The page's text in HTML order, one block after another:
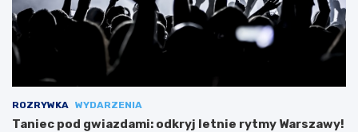
ROZRYWKA WYDARZENIA
Taniec pod gwiazdami: odkryj letnie rytmy Warszawy!